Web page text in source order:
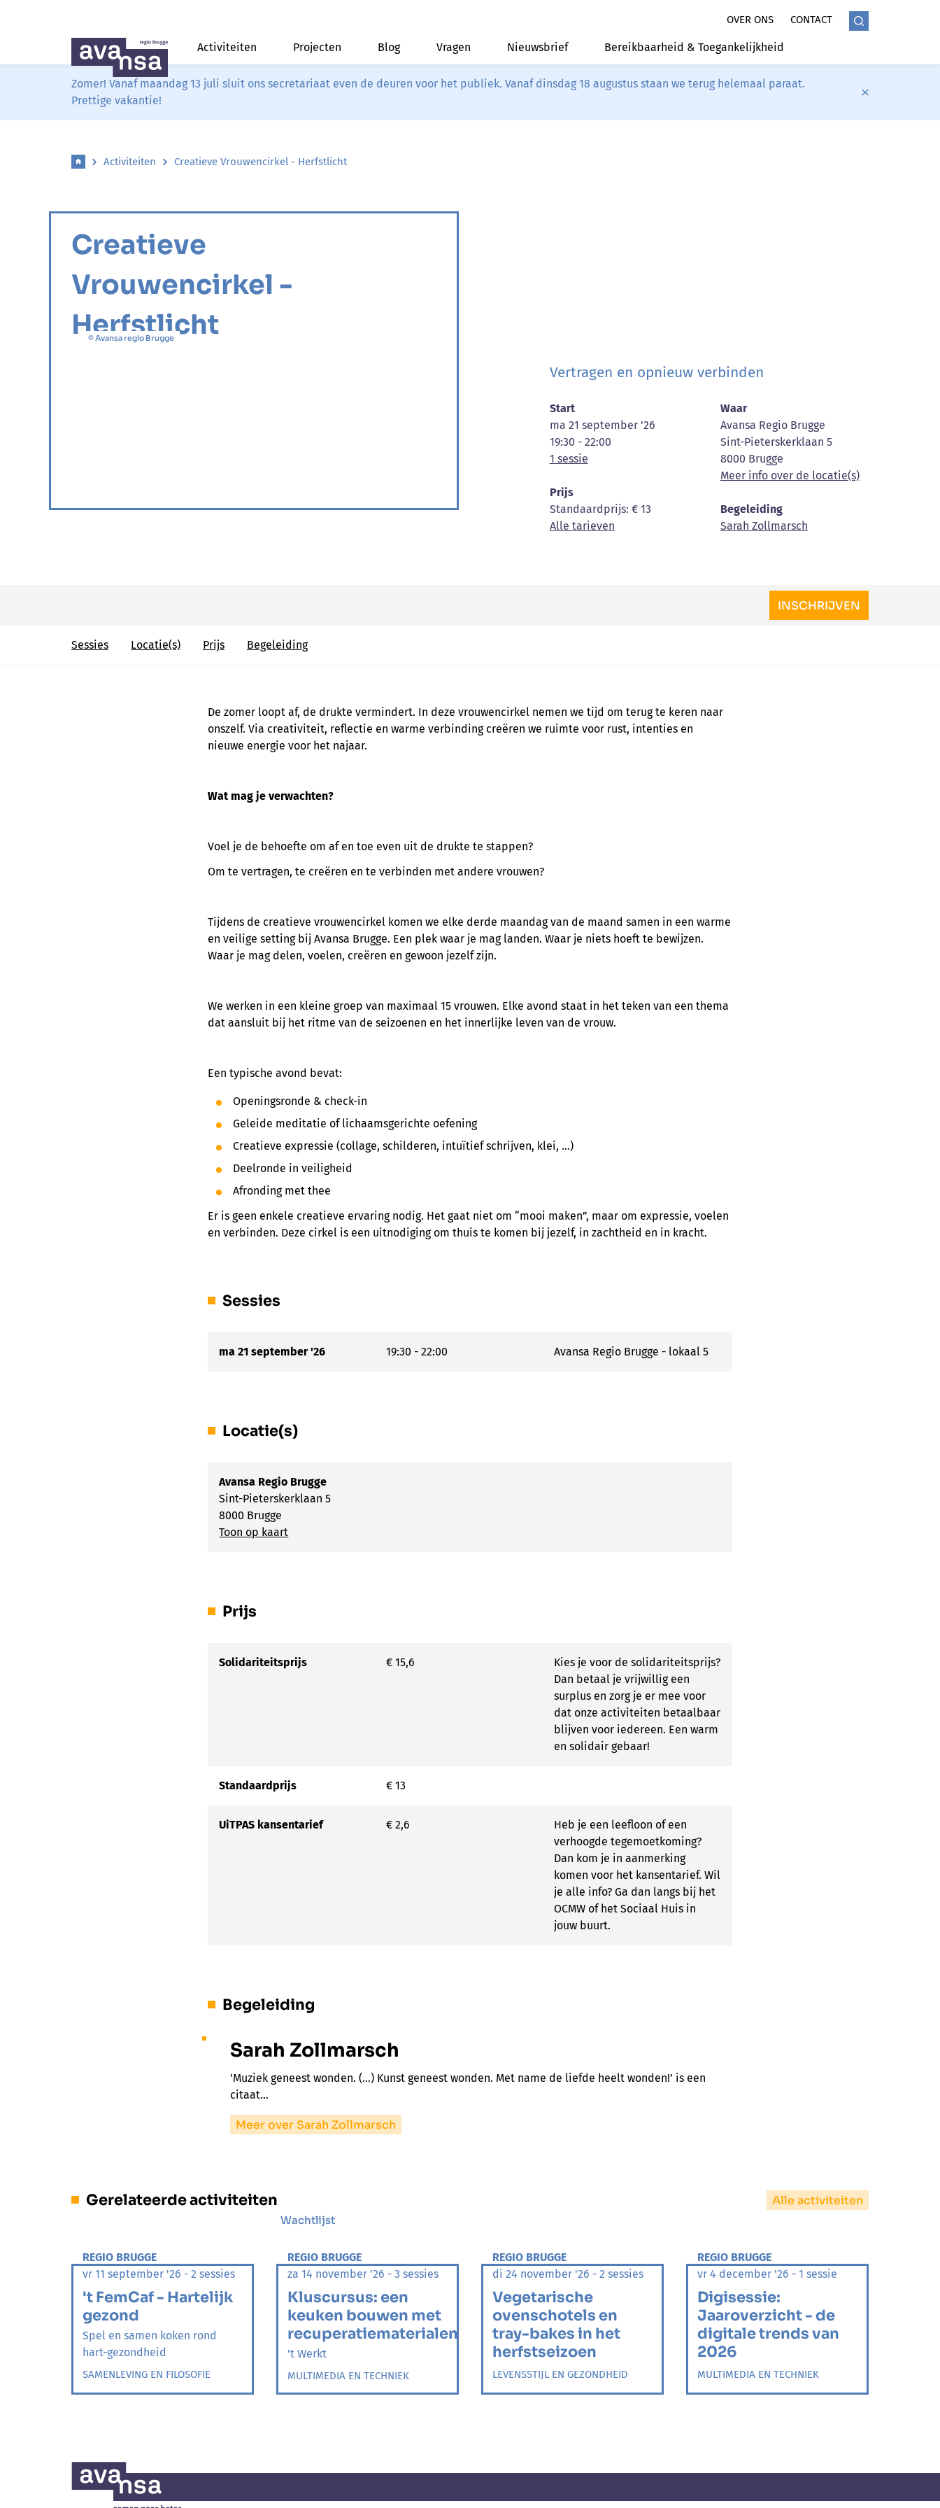
OVER ONS CONTACT
Activiteiten Projecten Blog Vragen Nieuwsbrief Bereikbaarheid & Toegankelijkheid
Zomer! Vanaf maandag 13 juli sluit ons secretariaat even de deuren voor het publiek. Vanaf dinsdag 18 augustus staan we terug helemaal paraat.
Prettige vakantie!
Activiteiten Creatieve Vrouwencirkel - Herfstlicht
Creatieve
Vrouwencirkel -
Herfstlicht
© Avansa regio Brugge
Vertragen en opnieuw verbinden
Start
ma 21 september '26
19:30 - 22:00
1 sessie
Prijs
Standaardprijs: € 13
Alle tarieven
Waar
Avansa Regio Brugge
Sint-Pieterskerklaan 5
8000 Brugge
Meer info over de locatie(s)
Begeleiding
Sarah Zollmarsch
INSCHRIJVEN
Sessies Locatie(s) Prijs Begeleiding
De zomer loopt af, de drukte vermindert. In deze vrouwencirkel nemen we tijd om terug te keren naar
onszelf. Via creativiteit, reflectie en warme verbinding creëren we ruimte voor rust, intenties en
nieuwe energie voor het najaar.
Wat mag je verwachten?
Voel je de behoefte om af en toe even uit de drukte te stappen?
Om te vertragen, te creëren en te verbinden met andere vrouwen?
Tijdens de creatieve vrouwencirkel komen we elke derde maandag van de maand samen in een warme
en veilige setting bij Avansa Brugge. Een plek waar je mag landen. Waar je niets hoeft te bewijzen.
Waar je mag delen, voelen, creëren en gewoon jezelf zijn.
We werken in een kleine groep van maximaal 15 vrouwen. Elke avond staat in het teken van een thema
dat aansluit bij het ritme van de seizoenen en het innerlijke leven van de vrouw.
Een typische avond bevat:
Openingsronde & check-in
Geleide meditatie of lichaamsgerichte oefening
Creatieve expressie (collage, schilderen, intuïtief schrijven, klei, …)
Deelronde in veiligheid
Afronding met thee
Er is geen enkele creatieve ervaring nodig. Het gaat niet om “mooi maken”, maar om expressie, voelen
en verbinden. Deze cirkel is een uitnodiging om thuis te komen bij jezelf, in zachtheid en in kracht.
Sessies
ma 21 september '26 19:30 - 22:00 Avansa Regio Brugge - lokaal 5
Locatie(s)
Avansa Regio Brugge
Sint-Pieterskerklaan 5
8000 Brugge
Toon op kaart
Prijs
Solidariteitsprijs € 15,6
Kies je voor de solidariteitsprijs?
Dan betaal je vrijwillig een
surplus en zorg je er mee voor
dat onze activiteiten betaalbaar
blijven voor iedereen. Een warm
en solidair gebaar!
Standaardprijs € 13
UiTPAS kansentarief € 2,6
Heb je een leefloon of een
verhoogde tegemoetkoming?
Dan kom je in aanmerking
komen voor het kansentarief. Wil
je alle info? Ga dan langs bij het
OCMW of het Sociaal Huis in
jouw buurt.
Begeleiding
Sarah Zollmarsch
'Muziek geneest wonden. (...) Kunst geneest wonden. Met name de liefde heelt wonden!’ is een
citaat…
Meer over Sarah Zollmarsch
Gerelateerde activiteiten Alle activiteiten
REGIO BRUGGE
vr 11 september '26 - 2 sessies
't FemCaf - Hartelijk
gezond
Spel en samen koken rond
hart-gezondheid
SAMENLEVING EN FILOSOFIE
Wachtlijst
REGIO BRUGGE
za 14 november '26 - 3 sessies
Kluscursus: een
keuken bouwen met
recuperatiematerialen
't Werkt
MULTIMEDIA EN TECHNIEK
REGIO BRUGGE
di 24 november '26 - 2 sessies
Vegetarische
ovenschotels en
tray-bakes in het
herfstseizoen
LEVENSSTIJL EN GEZONDHEID
REGIO BRUGGE
vr 4 december '26 - 1 sessie
Digisessie:
Jaaroverzicht - de
digitale trends van
2026
MULTIMEDIA EN TECHNIEK